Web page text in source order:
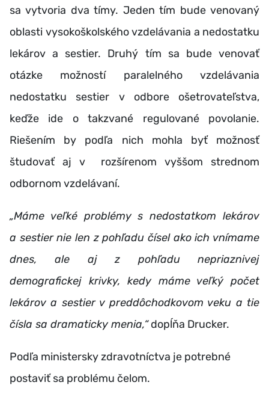
sa vytvoria dva tímy. Jeden tím bude venovaný
oblasti vysokoškolského vzdelávania a nedostatku
lekárov a sestier. Druhý tím sa bude venovať
otázke možností paralelného vzdelávania
nedostatku sestier v odbore ošetrovateľstva,
keďže ide o takzvané regulované povolanie.
Riešením by podľa nich mohla byť možnosť
študovať aj v rozšírenom vyššom strednom
odbornom vzdelávaní.
„Máme veľké problémy s nedostatkom lekárov
a sestier nie len z pohľadu čísel ako ich vnímame
dnes, ale aj z pohľadu nepriaznivej
demografickej krivky, kedy máme veľký počet
lekárov a sestier v preddôchodkovom veku a tie
čísla sa dramaticky menia,“dopĺňa Drucker.
Podľa ministersky zdravotníctva je potrebné
postaviť sa problému čelom.